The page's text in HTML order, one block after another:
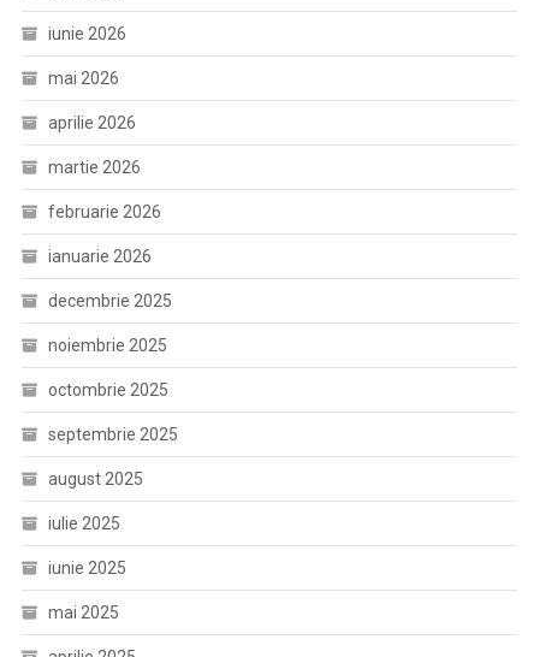
iunie 2026
mai 2026
aprilie 2026
martie 2026
februarie 2026
ianuarie 2026
decembrie 2025
noiembrie 2025
octombrie 2025
septembrie 2025
august 2025
iulie 2025
iunie 2025
mai 2025